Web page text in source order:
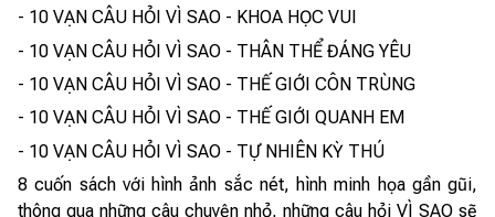
- 10 VẠN CÂU HỎI VÌ SAO - KHOA HỌC VUI
- 10 VẠN CÂU HỎI VÌ SAO - THÂN THỂ ĐÁNG YÊU
- 10 VẠN CÂU HỎI VÌ SAO - THẾ GIỚI CÔN TRÙNG
- 10 VẠN CÂU HỎI VÌ SAO - THẾ GIỚI QUANH EM
- 10 VẠN CÂU HỎI VÌ SAO - TỰ NHIÊN KỲ THÚ
8 cuốn sách với hình ảnh sắc nét, hình minh họa gần gũi,
thông qua những câu chuyện nhỏ, những câu hỏi VÌ SAO sẽ